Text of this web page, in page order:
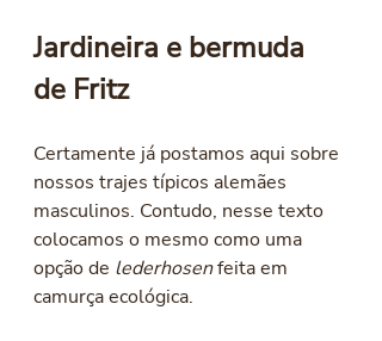
Jardineira e bermuda
de Fritz
Certamente já postamos aqui sobre
nossos trajes típicos alemães
masculinos. Contudo, nesse texto
colocamos o mesmo como uma
opção de lederhosen feita em
camurça ecológica.